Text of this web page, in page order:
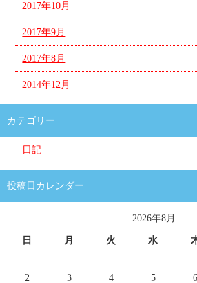
2017年10月
2017年9月
2017年8月
2014年12月
カテゴリー
日記
投稿日カレンダー
2026年8月
日 月 火 水
2
3 4 5 6